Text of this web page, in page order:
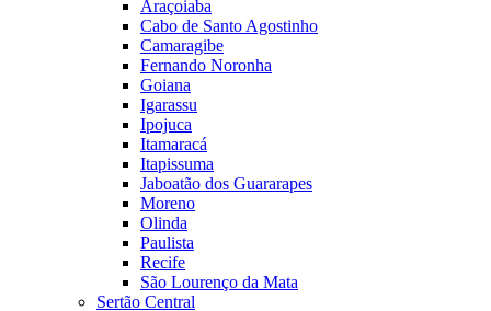
Araçoiaba
Cabo de Santo Agostinho
Camaragibe
Fernando Noronha
Goiana
Igarassu
Ipojuca
Itamaracá
Itapissuma
Jaboatão dos Guararapes
Moreno
Olinda
Paulista
Recife
São Lourenço da Mata
Sertão Central